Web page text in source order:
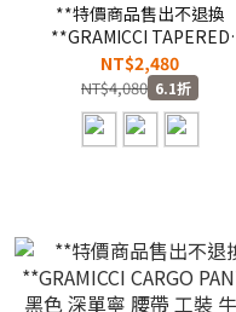
**特價商品售出不退換
**GRAMICCI TAPERED
RIDGE PANTS 黑色 綠色 卡
其色 燈芯絨 腰帶 大口袋 休
閒 長褲 錐型褲【G3FU-
P054-BLK】【G3FU-P054-
DG】【G3FU-P054-MB】
NT$2,480
NT$4,080 6.1折